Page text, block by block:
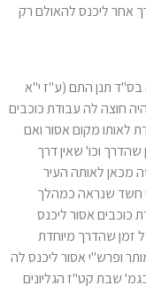
אחר ליכנס להאולם רק
בס"ד תנן התם (ע"ז י"א
חוצה לה עבודת כוכבים
לאותו מקום אסור ואם
וכו' שאין דרך
מכאן לאותה העיר
חשד שנראה כמהלך
כוכבים אסור ליכנס
זמן שהדרך מיוחדת
ופרש"י אסור ליכנס לה
שבת קט"ז הגליונים